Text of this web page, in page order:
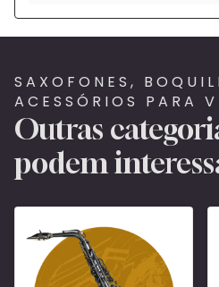
SAXOFONES,
ACESSÓRIOS PARA
Outras
podem